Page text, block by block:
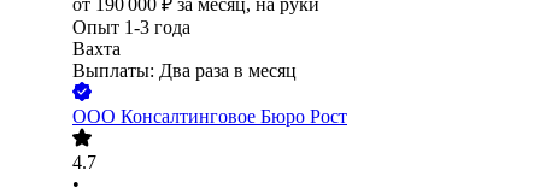
от 190 000 ₽ за месяц, на руки
Опыт 1-3 года
Вахта
Выплаты: Два раза в месяц
ООО Консалтинговое Бюро Рост
4.7